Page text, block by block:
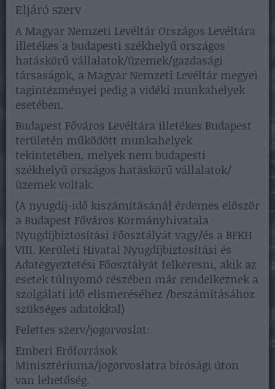
Eljáró szerv
A Magyar Nemzeti Levéltár Országos Levéltára
illetékes a budapesti székhelyű országos
hatáskörű vállalatok/üzemek/gazdasági
társaságok, a Magyar Nemzeti Levéltár megyei
tagintézményei pedig a vidéki munkahelyek
esetében.
Budapest Főváros Levéltára illetékes Budapest
területén működött munkahelyek
tekintetében, melyek nem budapesti
székhelyű országos hatáskörű vállalatok/
üzemek voltak.
(A nyugdíj-idő kiszámításánál érdemes először
a Budapest Főváros Kormányhivatala
Nyugdíjbiztosítási Főosztályát vagy/és a BFKH
VIII. Kerületi Hivatal Nyugdíjbiztosítási és
Adategyeztetési Főosztályát felkeresni, akik az
esetek túlnyomó részében már rendelkeznek a
szolgálati idő elismeréséhez /beszámításához
szükséges adatokkal)
Felettes szerv/jogorvoslat:
Emberi Erőforrások
Minisztériuma/jogorvoslatra bírósági úton
van lehetőség.